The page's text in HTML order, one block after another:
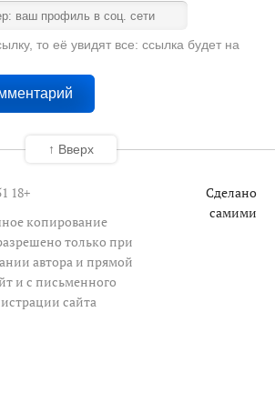
то её увидят все: ссылка будет на
18+
копирование
только при
автора и прямой
и с письменного
сайта
Сделано
самими
↑ Вверх